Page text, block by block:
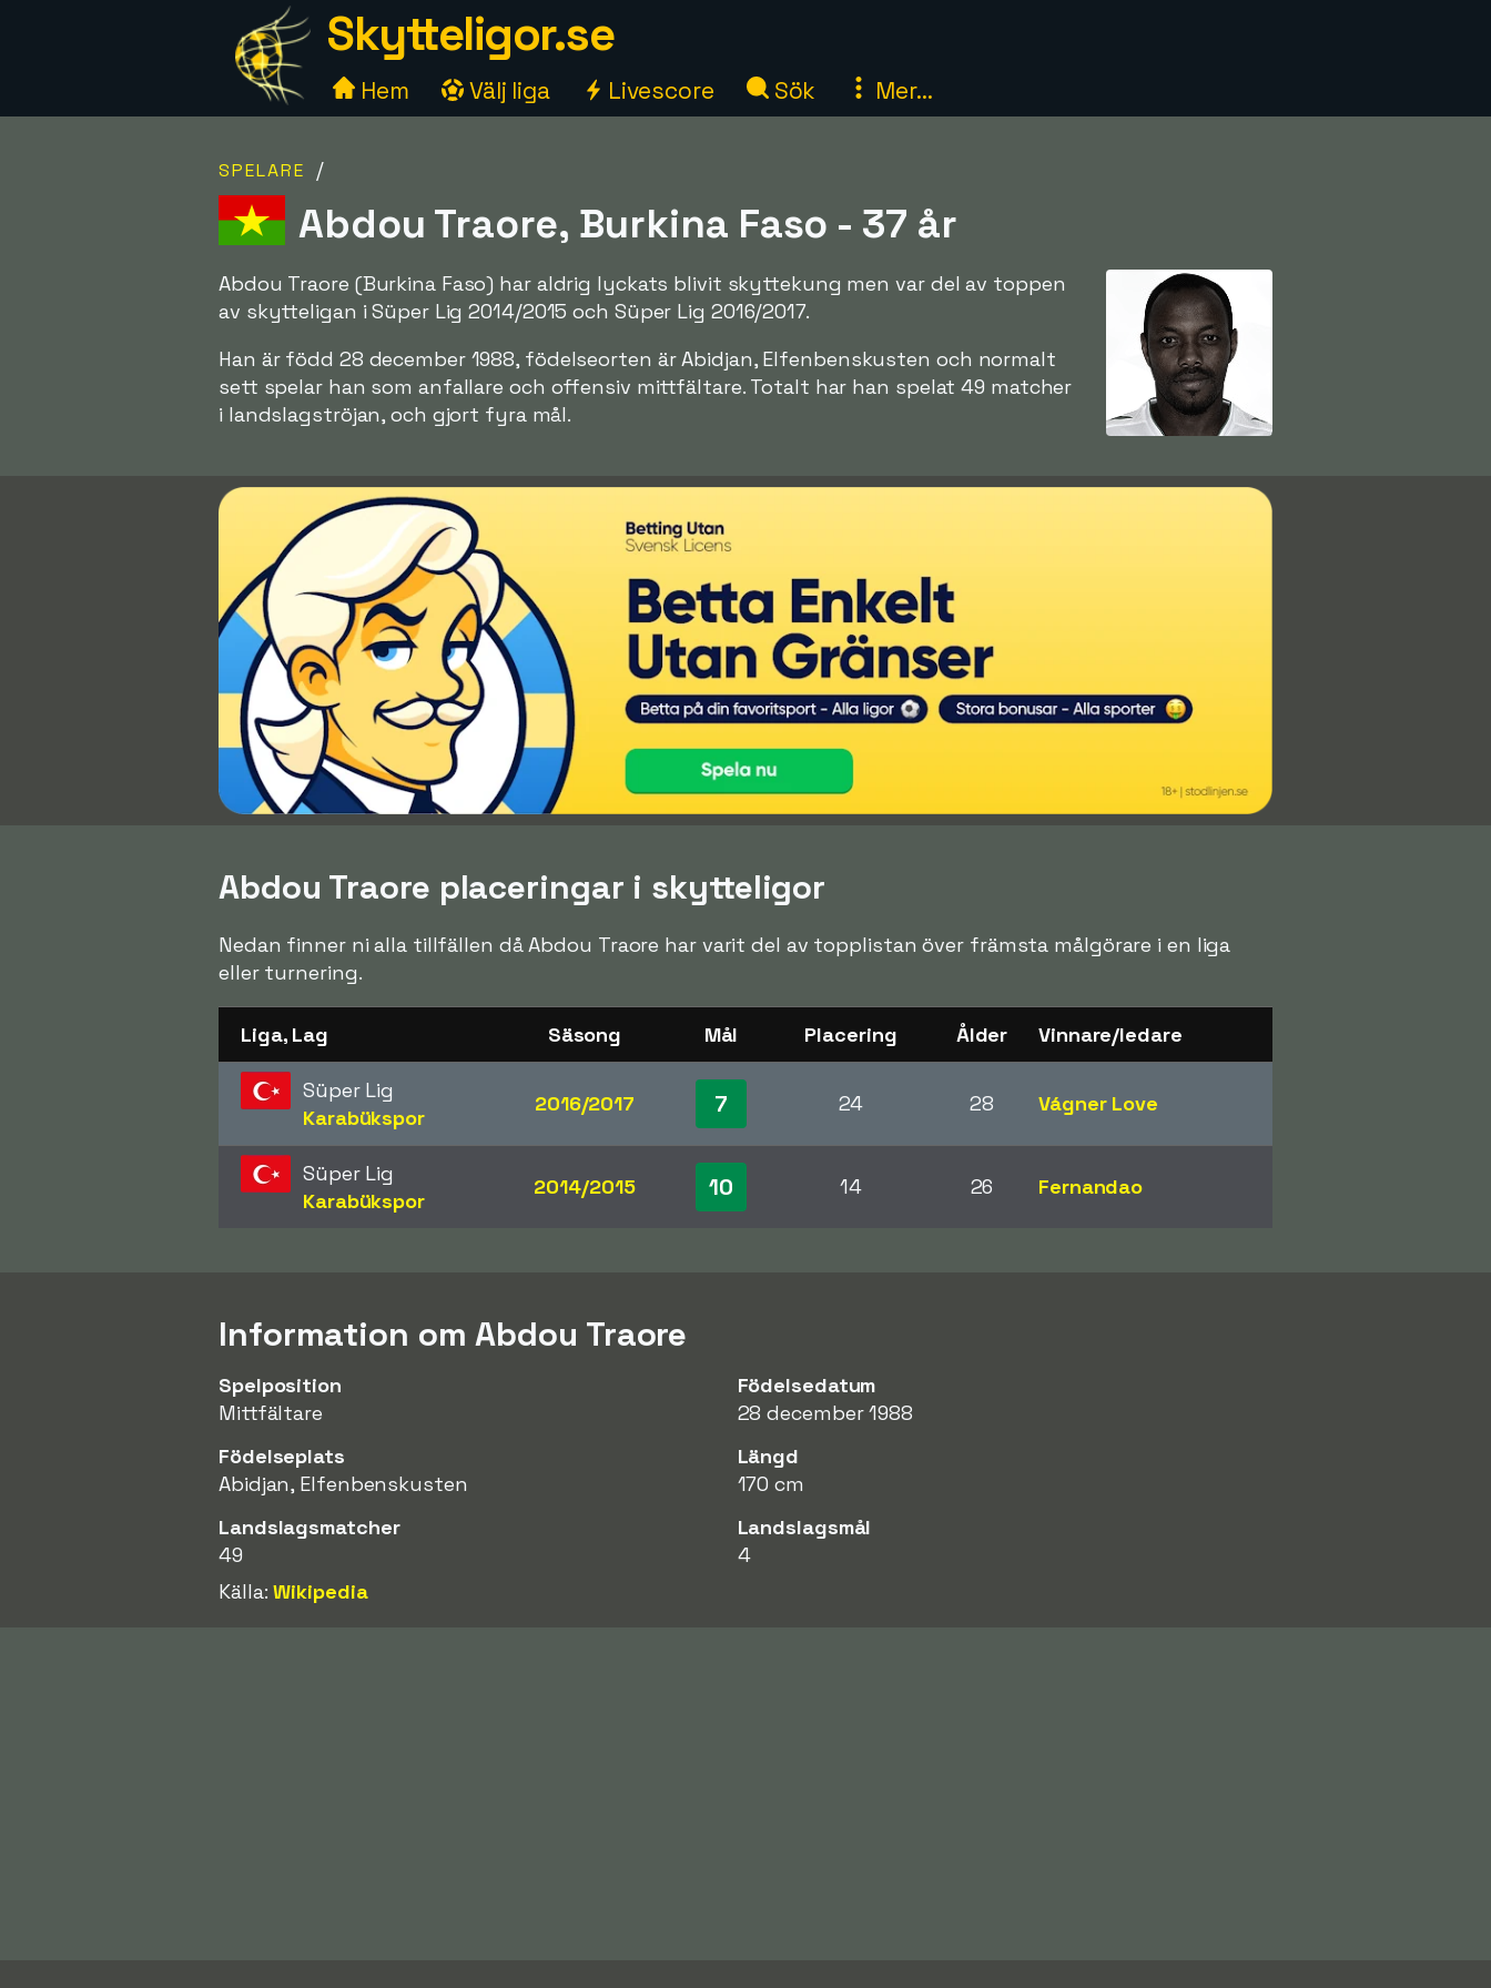
Skytteligor.se
Hem Välj liga Livescore Sök Mer...
SPELARE /
Abdou Traore, Burkina Faso - 37 år
Abdou Traore (Burkina Faso) har aldrig lyckats blivit skyttekung men var del av toppen
av skytteligan i Süper Lig 2014/2015 och Süper Lig 2016/2017.
Han är född 28 december 1988, födelseorten är Abidjan, Elfenbenskusten och normalt
sett spelar han som anfallare och offensiv mittfältare. Totalt har han spelat 49 matcher
i landslagströjan, och gjort fyra mål.
Abdou Traore placeringar i skytteligor
Nedan finner ni alla tillfällen då Abdou Traore har varit del av topplistan över främsta målgörare i en liga
eller turnering.
Liga, Lag Säsong Mål Placering Ålder Vinnare/ledare
Süper Lig
Karabükspor
2016/2017 7 24 28 Vágner Love
Süper Lig
Karabükspor
2014/2015 10 14 26 Fernandao
Information om Abdou Traore
Spelposition
Mittfältare
Födelsedatum
28 december 1988
Födelseplats
Abidjan, Elfenbenskusten
Längd
170 cm
Landslagsmatcher
49
Landslagsmål
4
Källa:Wikipedia